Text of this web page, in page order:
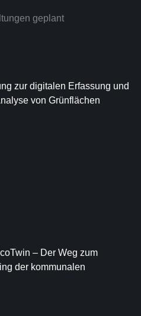
geplant
zur digitalen Erfassung und
von Grünflächen
– Der Weg zum
der kommunalen